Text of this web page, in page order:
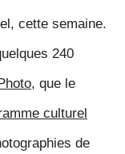
cette semaine.
240
, que le
culturel
de